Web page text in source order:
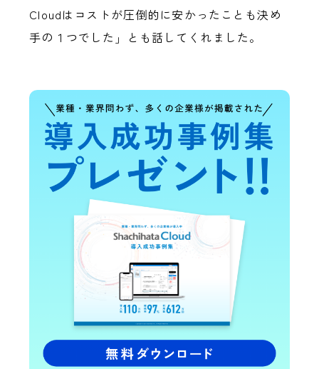
Cloudはコストが圧倒的に安かったことも決め
手の１つでした」とも話してくれました。